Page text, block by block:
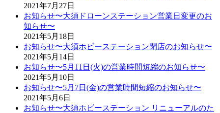
2021年7月27日
お知らせ〜大須ドローンステーション営業日変更のお
知らせ〜
2021年5月18日
お知らせ〜大須ホビーステーション閉店のお知らせ〜
2021年5月14日
お知らせ〜5月11日(火)の営業時間短縮のお知らせ〜
2021年5月10日
お知らせ〜5月7日(金)の営業時間短縮のお知らせ〜
2021年5月6日
お知らせ〜大須ホビーステーション リニューアルのた